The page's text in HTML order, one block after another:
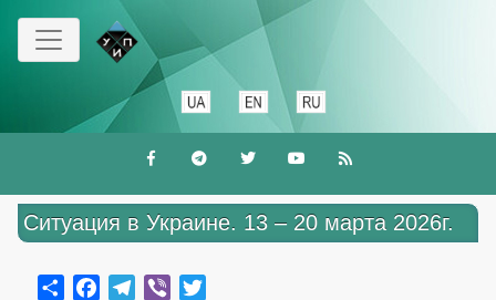
Перейти
основному
Ситуация в Украине. 13 – 20 марта 2026г.
ShareFacebookTelegram
Viber